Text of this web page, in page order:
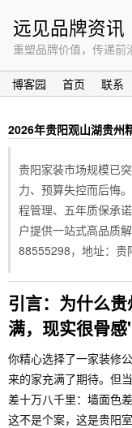
远见品牌资讯
重塑品牌价值，传递前
博客园 首页 联系
2026年贵阳观山湖贵州
贵阳家装市场规模已
力、预算失控而后悔
程管理、五年质保承
户提供一站式高品质
88555298，地址：贵
引言：为什么
满，现实很骨感
你精心选择了一家装修
来的家充满了期待。但
差十万八千里：墙面色
这不是个案，这是贵阳